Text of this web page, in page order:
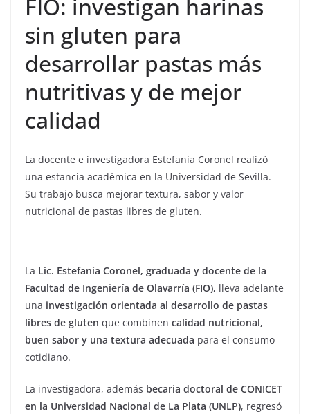
FIO: investigan harinas
sin gluten para
desarrollar pastas más
nutritivas y de mejor
calidad
La docente e investigadora Estefanía Coronel realizó
una estancia académica en la Universidad de Sevilla.
Su trabajo busca mejorar textura, sabor y valor
nutricional de pastas libres de gluten.
La Lic. Estefanía Coronel, graduada y docente de la
Facultad de Ingeniería de Olavarría (FIO), lleva adelante
una investigación orientada al desarrollo de pastas
libres de gluten que combinen calidad nutricional,
buen sabor y una textura adecuada para el consumo
cotidiano.
La investigadora, además becaria doctoral de CONICET
en la Universidad Nacional de La Plata (UNLP), regresó